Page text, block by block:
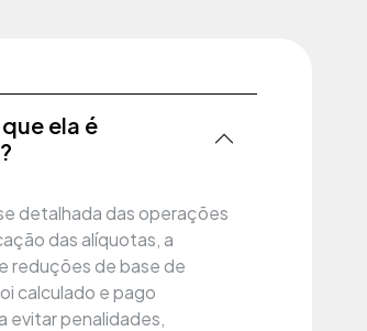
ela é
detalhada das operações
das alíquotas, a
reduções de base de
calculado e pago
evitar penalidades,